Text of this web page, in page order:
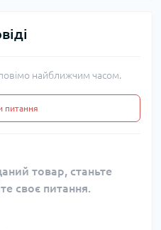
найближчим часом.
питання
товар, станьте
своє питання.